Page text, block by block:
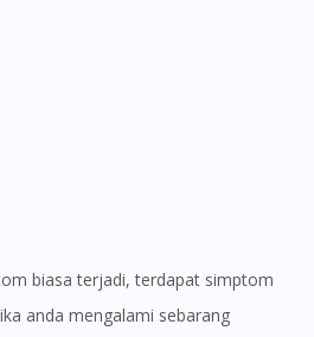
anda mengalami sebarang